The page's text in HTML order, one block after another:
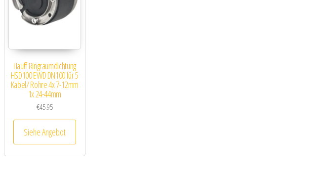
Hauff Ringraumdichtung
HSD100 EWD DN100 für 5
Kabel/ Rohre 4x 7-12mm
1x 24-44mm
€45.95
Siehe Angebot